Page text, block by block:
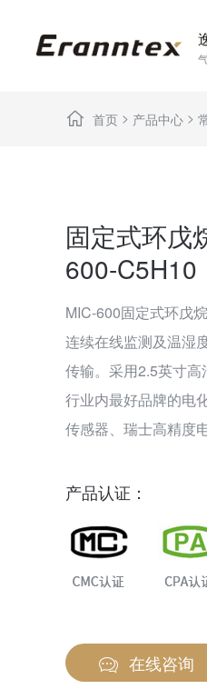
首页 > 产品中心 >
固定式环戊
600-C5H10
MIC-600固定式环戊
连续在线监测及温湿
传输。采用2.5英寸
行业内最好品牌的电
传感器、瑞士高精度
目前行业内领先的新
还可以检测高浓度单
理工艺适用于各种危
产品认证：
在线咨询